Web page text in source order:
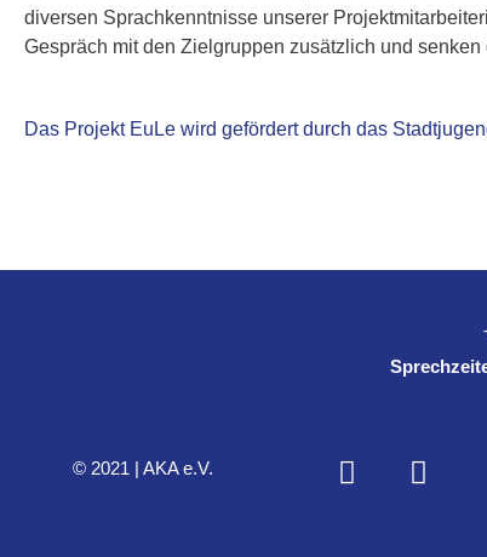
diversen Sprachkenntnisse unserer
Gespräch mit den Zielgruppen zusätzlich und
Das Projekt EuLe wird gefördert durch das
© 2021 | AKA e.V.
F
I